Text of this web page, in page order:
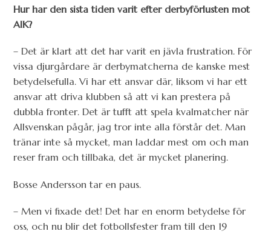
Hur har den sista tiden varit efter derbyförlusten mot
AIK?
– Det är klart att det har varit en jävla frustration. För
vissa djurgårdare är derbymatcherna de kanske mest
betydelsefulla. Vi har ett ansvar där, liksom vi har ett
ansvar att driva klubben så att vi kan prestera på
dubbla fronter. Det är tufft att spela kvalmatcher när
Allsvenskan pågår, jag tror inte alla förstår det. Man
tränar inte så mycket, man laddar mest om och man
reser fram och tillbaka, det är mycket planering.
Bosse Andersson tar en paus.
– Men vi fixade det! Det har en enorm betydelse för
oss, och nu blir det fotbollsfester fram till den 19